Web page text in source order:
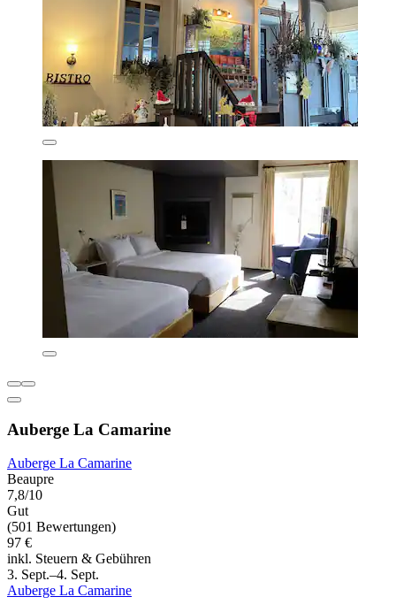
Auberge La Camarine
Auberge La Camarine
Beaupre
7,8/10
Gut
(501 Bewertungen)
97 €
inkl. Steuern & Gebühren
3. Sept.–4. Sept.
Auberge La Camarine